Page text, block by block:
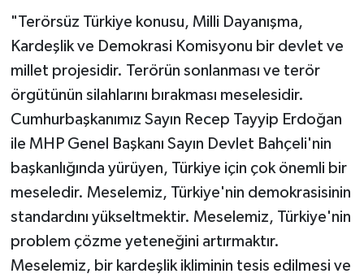
"Terörsüz Türkiye konusu, Milli Dayanışma,
Kardeşlik ve Demokrasi Komisyonu bir devlet ve
millet projesidir. Terörün sonlanması ve terör
örgütünün silahlarını bırakması meselesidir.
Cumhurbaşkanımız Sayın Recep Tayyip Erdoğan
ile MHP Genel Başkanı Sayın Devlet Bahçeli'nin
başkanlığında yürüyen, Türkiye için çok önemli bir
meseledir. Meselemiz, Türkiye'nin demokrasisinin
standardını yükseltmektir. Meselemiz, Türkiye'nin
problem çözme yeteneğini artırmaktır.
Meselemiz, bir kardeşlik ikliminin tesis edilmesi ve